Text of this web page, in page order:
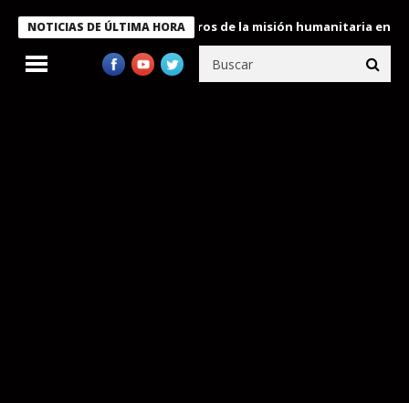
NOTICIAS DE ÚLTIMA HORA
condecora a miembros de la misión humanitaria enviada a